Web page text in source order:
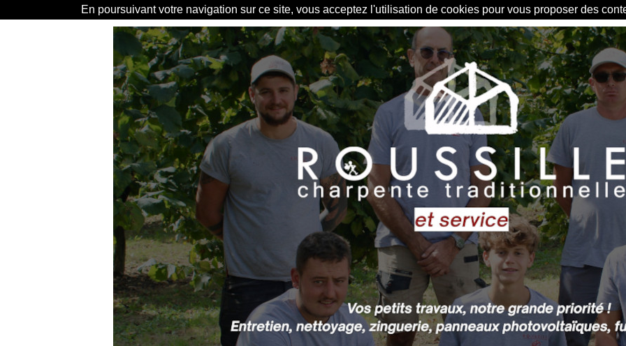
En poursuivant votre navigation sur ce site, vous acceptez l'utilisation de cookies pour vous proposer des